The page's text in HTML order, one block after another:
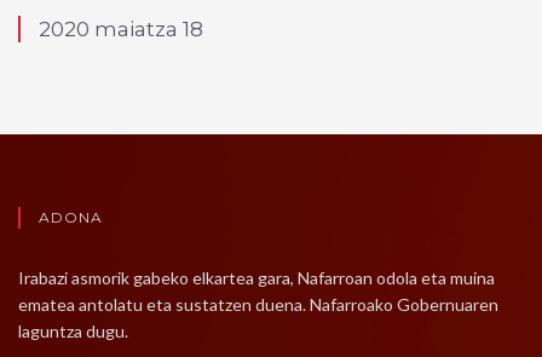
2020 maiatza 18
ADONA
Irabazi asmorik gabeko elkartea gara, Nafarroan odola eta muina
ematea antolatu eta sustatzen duena. Nafarroako Gobernuaren
laguntza dugu.